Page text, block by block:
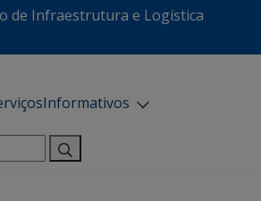
de Infraestrutura e Logística
Informativos